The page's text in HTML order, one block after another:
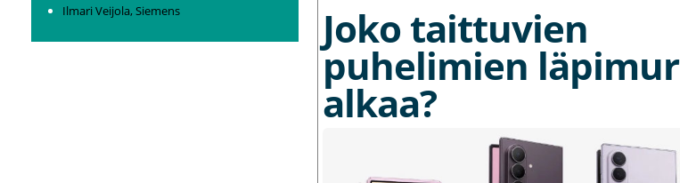
Ilmari Veijola, Siemens
Joko taittuvien
puhelimien
alkaa?